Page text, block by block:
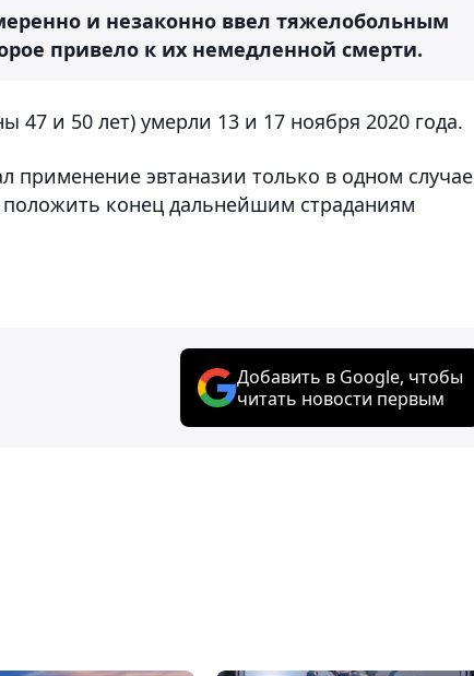
и незаконно ввел тяжелобольным
привело к их немедленной смерти.
и 50 лет) умерли 13 и 17 ноября 2020 года.
применение эвтаназии только в одном
конец дальнейшим страданиям
Добавить в Google, чтобы
читать новости первым